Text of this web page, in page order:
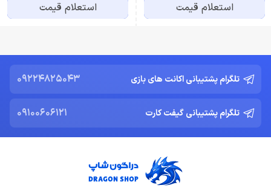
استعلام قیمت استعلام قیمت
تلگرام پشتیبانی اکانت های بازی 09224825043
تلگرام پشتیبانی گیفت کارت 09100606121